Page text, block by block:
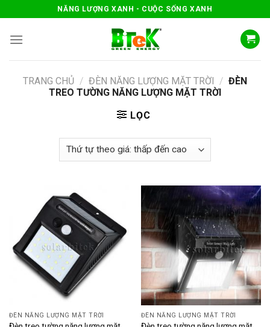
content
NĂNG LƯỢNG XANH - CUỘC SỐNG XANH
TRANG CHỦ / ĐÈN NĂNG LƯỢNG MẶT TRỜI / ĐÈN
TREO TƯỜNG NĂNG LƯỢNG MẶT TRỜI
LỌC
ĐÈN NĂNG LƯỢNG MẶT TRỜI ĐÈN NĂNG LƯỢNG MẶT TRỜI